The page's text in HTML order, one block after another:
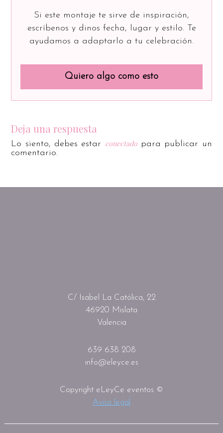
Si este montaje te sirve de inspiración,
escríbenos y dinos fecha, lugar y estilo. Te
ayudamos a adaptarlo a tu celebración.
Quiero algo como esto
Deja una respuesta
Lo siento, debes estar conectadopara publicar un
comentario.
C/ Isabel La Católica, 22
46920 Mislata
Valencia
639 638 208
info@eleyce.es
Copyright eLeyCe eventos ©
Aviso legal